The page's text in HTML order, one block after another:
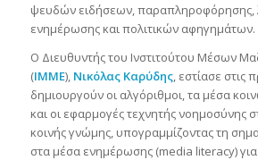
ψευδών ειδήσεων, παραπληροφόρησης,
ενημέρωσης και πολιτικών αφηγημάτων.
Ο Διευθυντής του Ινστιτούτου Μέσων
(ΙΜΜΕ), Νικόλας Καρύδης, εστίασε στις
δημιουργούν οι αλγόριθμοι, τα μέσα
και οι εφαρμογές τεχνητής νοημοσύνης
κοινής γνώμης, υπογραμμίζοντας τη
στα μέσα ενημέρωσης (media literacy)